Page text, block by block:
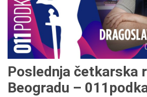
Poslednja četkarska
Beogradu –